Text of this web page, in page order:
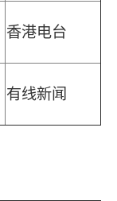
香港电台
有线新闻